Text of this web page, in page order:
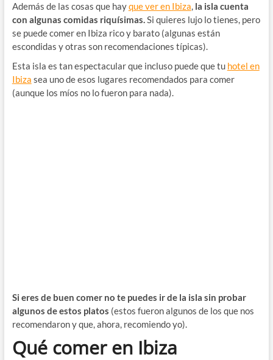
Además de las cosas que hayque ver en Ibiza, la isla cuenta
con algunas comidas riquísimas.Si quieres lujo lo tienes, pero
se puede comer en Ibiza rico y barato (algunas están
escondidas y otras son recomendaciones típicas).
Esta isla es tan espectacular que incluso puede que tu hotel en
Ibiza sea uno de esos lugares recomendados para comer
(aunque los míos no lo fueron para nada).
Si eres de buen comer no te puedes ir de la isla sin probar
algunos de estos platos (estos fueron algunos de los que nos
recomendaron y que, ahora, recomiendo yo).
Qué comer en Ibiza